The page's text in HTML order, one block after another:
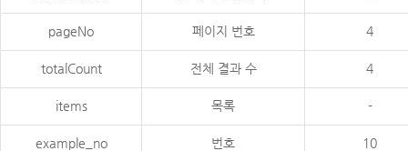
pageNo 페이지 번호 4
totalCount 전체 결과 수 4
items 목록 -
example_no 번호 10